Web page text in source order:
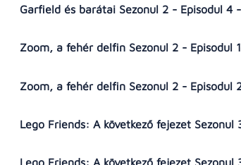
Garfield és barátai Sezonul 2 - Episodul 4
Zoom, a fehér delfin Sezonul 2 - Episodul
Zoom, a fehér delfin Sezonul 2 - Episodul
Lego Friends: A következő fejezet
Lego Friends: A következő fejezet